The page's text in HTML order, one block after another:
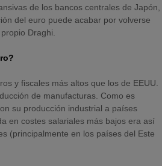
de los bancos centrales de Japón,
del euro puede acabar por volverse
Draghi.
y fiscales más altos que los de EEUU.
de manufacturas. Como es
su producción industrial a países
en costes salariales más bajos era así
(principalmente en los países del Este